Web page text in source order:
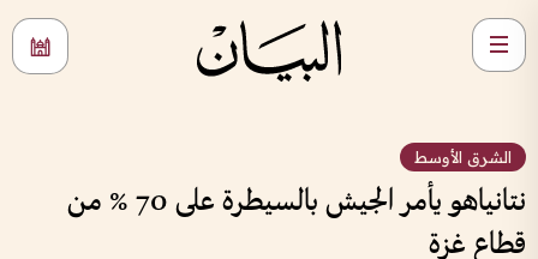
الشرق الأوسط
نتانياهو يأمر الجيش بالسيطرة على 70 % من
قطاع غزة